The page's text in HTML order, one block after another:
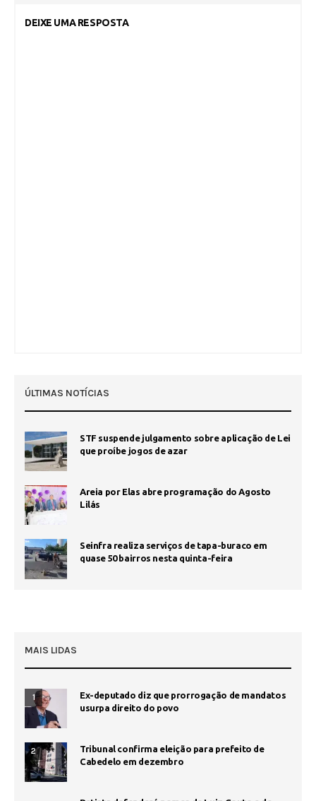
DEIXE UMA RESPOSTA
ÚLTIMAS NOTÍCIAS
STF suspende julgamento sobre aplicação de Lei
que proíbe jogos de azar
Areia por Elas abre programação do Agosto
Lilás
Seinfra realiza serviços de tapa-buraco em
quase 50 bairros nesta quinta-feira
MAIS LIDAS
1
Ex-deputado diz que prorrogação de mandatos
usurpa direito do povo
2
Tribunal confirma eleição para prefeito de
Cabedelo em dezembro